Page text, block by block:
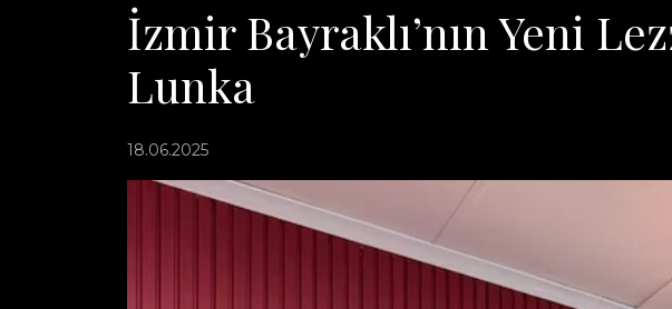
İzmir Bayraklı’nın Yeni
Lunka
18.06.2025